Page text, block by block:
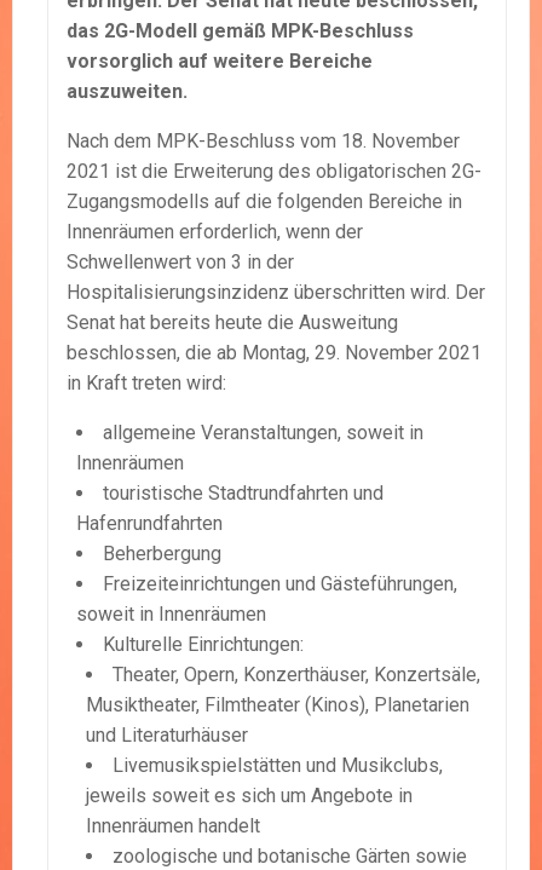
das 2G-Modell gemäß MPK-Beschluss
vorsorglich auf weitere Bereiche
auszuweiten.
Nach dem MPK-Beschluss vom 18. November
2021 ist die Erweiterung des obligatorischen 2G-
Zugangsmodells auf die folgenden Bereiche in
Innenräumen erforderlich, wenn der
Schwellenwert von 3 in der
Hospitalisierungsinzidenz überschritten wird. Der
Senat hat bereits heute die Ausweitung
beschlossen, die ab Montag, 29. November 2021
in Kraft treten wird:
allgemeine Veranstaltungen, soweit in
Innenräumen
touristische Stadtrundfahrten und
Hafenrundfahrten
Beherbergung
Freizeiteinrichtungen und Gästeführungen,
soweit in Innenräumen
Kulturelle Einrichtungen:
Theater, Opern, Konzerthäuser, Konzertsäle,
Musiktheater, Filmtheater (Kinos), Planetarien
und Literaturhäuser
Livemusikspielstätten und Musikclubs,
jeweils soweit es sich um Angebote in
Innenräumen handelt
zoologische und botanische Gärten sowie